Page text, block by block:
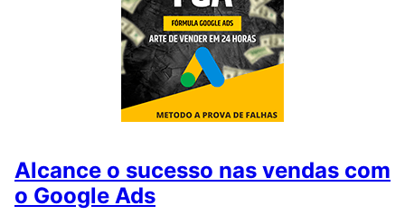
Alcance o sucesso nas vendas com
o Google Ads